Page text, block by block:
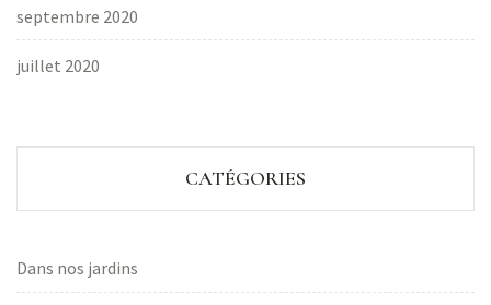
septembre 2020
juillet 2020
CATÉGORIES
Dans nos jardins